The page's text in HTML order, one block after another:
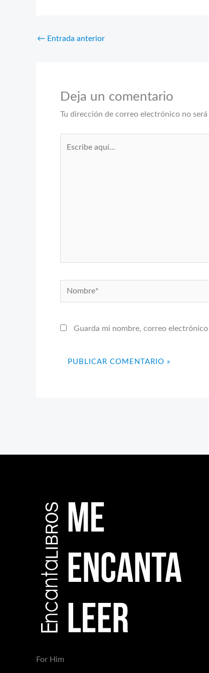
← Entrada anterior
Deja un comentario
Tu dirección de correo electrónico no
Nombre*
Guarda mi nombre, correo
For Him